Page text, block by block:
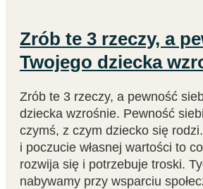
Zrób te 3 rzeczy, a
Twojego dziecka
Zrób te 3 rzeczy, a pewność
dziecka wzrośnie. Pewność
czymś, z czym dziecko się
i poczucie własnej wartości to
rozwija się i potrzebuje troski.
nabywamy przy wsparciu